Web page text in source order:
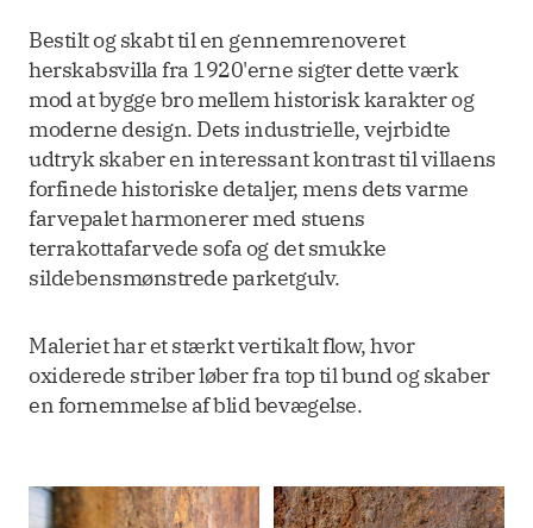
Bestilt og skabt til en gennemrenoveret
herskabsvilla fra 1920'erne sigter dette værk
mod at bygge bro mellem historisk karakter og
moderne design. Dets industrielle, vejrbidte
udtryk skaber en interessant kontrast til villaens
forfinede historiske detaljer, mens dets varme
farvepalet harmonerer med stuens
terrakottafarvede sofa og det smukke
sildebensmønstrede parketgulv.
Maleriet har et stærkt vertikalt flow, hvor
oxiderede striber løber fra top til bund og skaber
en fornemmelse af blid bevægelse.